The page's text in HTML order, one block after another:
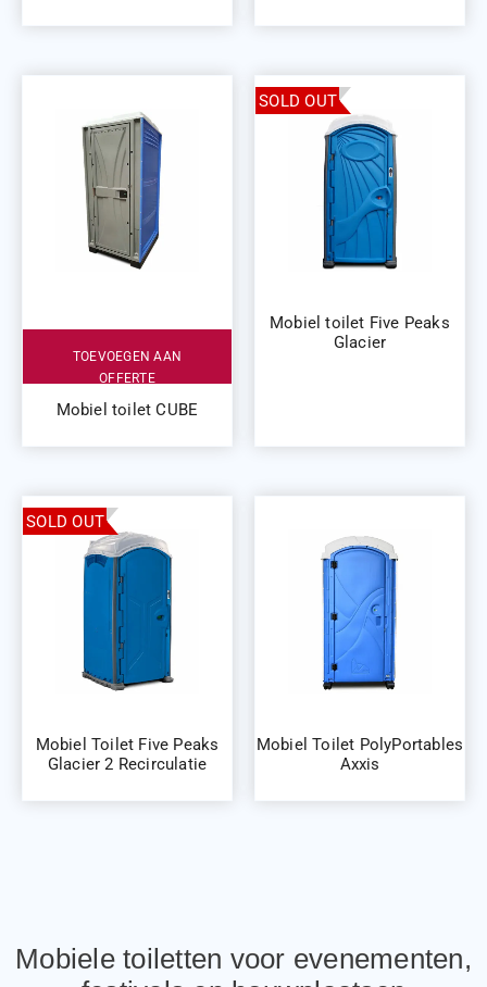
TOEVOEGEN AAN
OFFERTE
Mobiel toilet CUBE
SOLD OUT
Mobiel toilet Five Peaks
Glacier
SOLD OUT
Mobiel Toilet Five Peaks
Glacier 2 Recirculatie
Mobiel Toilet PolyPortables
Axxis
Mobiele toiletten voor evenementen,